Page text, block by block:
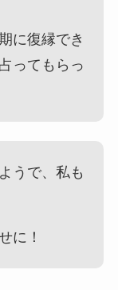
に復縁でき
ってもらっ
うで、私も
に！